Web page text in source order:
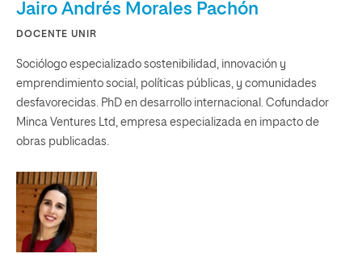
Jairo Andrés Morales Pachón
DOCENTE UNIR
Sociólogo especializado sostenibilidad, innovación y
emprendimiento social, políticas públicas, y comunidades
desfavorecidas. PhD en desarrollo internacional. Cofundador
Minca Ventures Ltd, empresa especializada en impacto de
obras publicadas.